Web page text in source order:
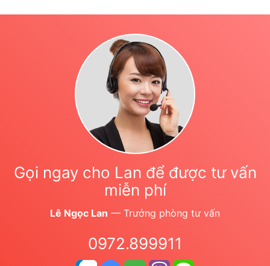
Gọi ngay cho Lan để được tư vấn
miễn phí
Lê Ngọc Lan — Trưởng phòng tư vấn
0972.899911